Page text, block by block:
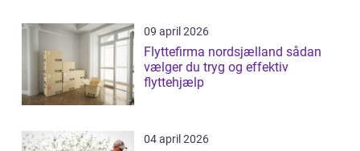
09 april 2026
Flyttefirma nordsjælland sådan
vælger du tryg og effektiv
flyttehjælp
04 april 2026